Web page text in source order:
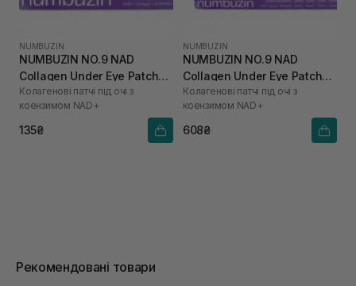
NUMBUZIN
NUMBUZIN NO.9 NAD
Collagen Under Eye Patches
1 шт* 8 г
Колагенові патчі під очі з
коензимом NAD+
135₴
NUMBUZIN
NUMBUZIN NO.9 NAD
Collagen Under Eye Patches
5 шт* 8 г
Колагенові патчі під очі з
коензимом NAD+
608₴
Рекомендовані товари